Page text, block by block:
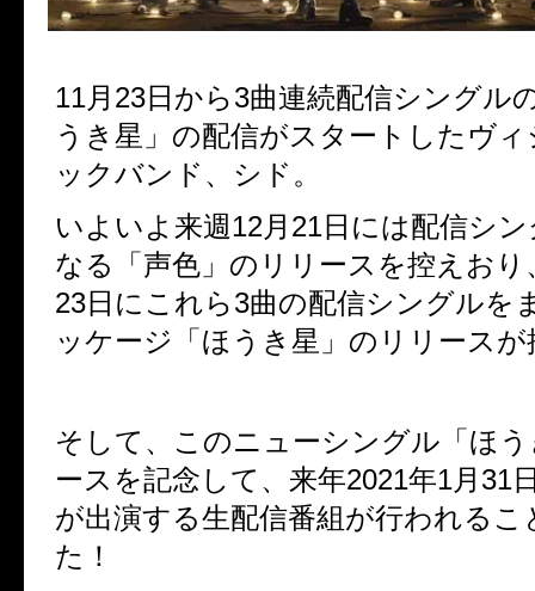
11月 23日から3曲連続配信シングル
うき星」の配信がスタートしたヴ
ックバンド、シド。
いよいよ来週12月 21日には配信シ
なる「声色」のリリースを控えおり
23日にこれら3曲の配信シングルを
ッケージ「ほうき星」のリリース
そして、このニューシングル「ほ
ースを記念して、来年2021年1月 31
が出演する生配信番組が行われるこ
た！